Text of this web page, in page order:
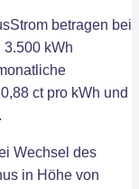
betragen bei
kWh
ct pro kWh und
Wechsel des
in Höhe von